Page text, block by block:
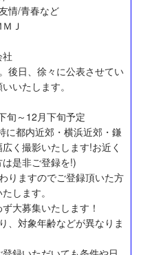
情/青春など
Ｊ
社
後日、徐々に公表させてい
いたします。
旬～12月下旬予定
に都内近郊・横浜近郊・鎌
く撮影いたします!お近く
是非ご登録を!)
りますのでご登録頂いた方
します。
大募集いたします！
、対象年齢などが異なりま